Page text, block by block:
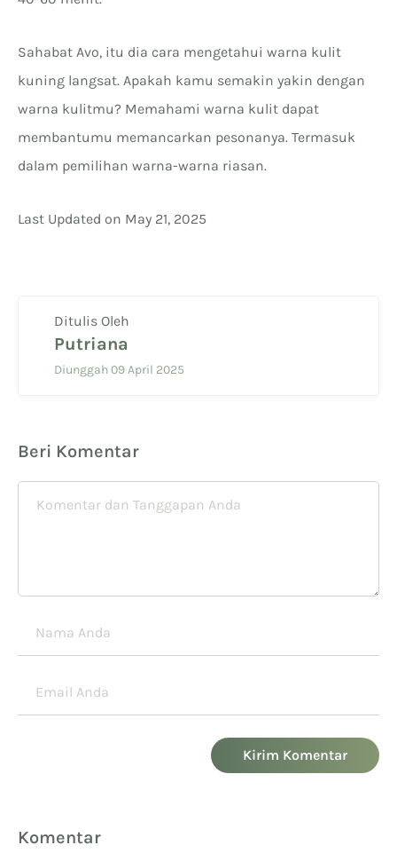
Sahabat Avo, itu dia cara mengetahui warna kulit
kuning langsat. Apakah kamu semakin yakin dengan
warna kulitmu? Memahami warna kulit dapat
membantumu memancarkan pesonanya. Termasuk
dalam pemilihan warna-warna riasan.
Last Updated on May 21, 2025
Ditulis Oleh
Putriana
Diunggah 09 April 2025
Beri Komentar
Kirim Komentar
Komentar